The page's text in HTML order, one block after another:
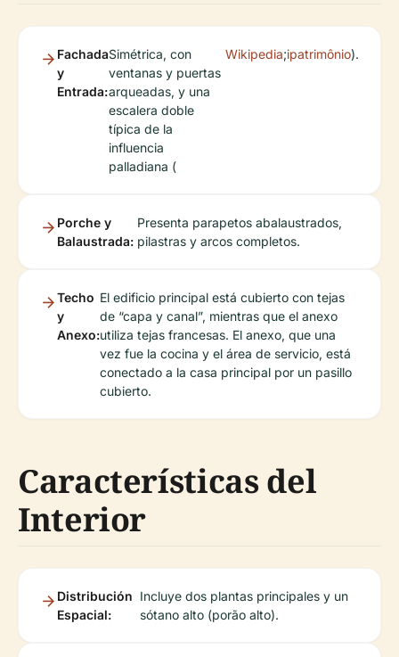
Fachada
y
Entrada:
Simétrica, con
ventanas y puertas
arqueadas, y una
escalera doble
típica de la
influencia
palladiana (
Wikipedia;ipatrimônio).
Porche y
Balaustrada:
Presenta parapetos abalaustrados,
pilastras y arcos completos.
Techo
y
Anexo:
El edificio principal está cubierto con tejas
de “capa y canal”, mientras que el anexo
utiliza tejas francesas. El anexo, que una
vez fue la cocina y el área de servicio, está
conectado a la casa principal por un pasillo
cubierto.
Características del
Interior
Distribución
Espacial:
Incluye dos plantas principales y un
sótano alto (porão alto).